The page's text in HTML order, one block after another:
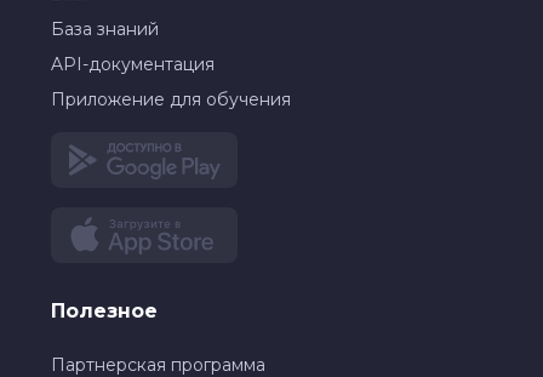
База знаний
API-документация
Приложение для обучения
Полезное
Партнерская программа